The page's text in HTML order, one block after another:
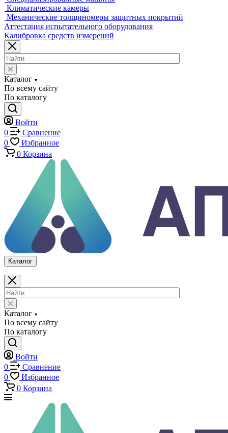
Разрушающий контроль
Универсальные гидравлические разрывные машины
Универсальные электромеханические разрывные машины
Машины для испытаний на усталость
Машины для испытания пружин
Экстензометры (Измерители деформации)
Системы температурных испытаний
Машины на кручение
Машины на изгиб
Копры маятниковые
Оснастка и приспособления для испытаний
Испытательные прессы
Специализированные машины
Климатические камеры
Механические толщиномеры защитных покрытий
Аттестация испытательного оборудования
Калибровка средств измерений
Каталог
По всему сайту
По каталогу
Войти
0
Сравнение
0
Избранное
Каталог